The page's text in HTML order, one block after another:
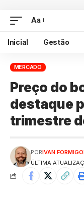
Aa
Inicial Gestão
MERCADO
Preço do
destaque
trimestre
ÚLTIMA
PORIVAN